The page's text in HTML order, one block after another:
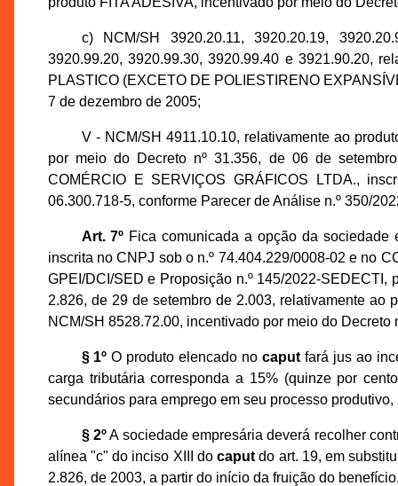
c) NCM/SH 3920.20.11, 3920.20.19,
3920.99.20, 3920.99.30, 3920.99.40 e 3921.90.20,
PLASTICO (EXCETO DE POLIESTIRENO
7 de dezembro de 2005;
V - NCM/SH 4911.10.10, relativamente ao
por meio do Decreto nº 31.356, de 06 de
COMÉRCIO E SERVIÇOS GRÁFICOS LTDA.,
06.300.718-5, conforme Parecer de Análise n.º 350/
Art. 7º Fica comunicada a opção da sociedade
inscrita no CNPJ sob o n.º 74.404.229/0008-02 e no
GPEI/DCI/SED e Proposição n.º 145/2022-
2.826, de 29 de setembro de 2.003, relativamente ao
NCM/SH 8528.72.00, incentivado por meio do Decreto
§ 1º O produto elencado no caputfará jus ao
carga tributária corresponda a 15% (quinze por
secundários para emprego em seu processo
§ 2ºA sociedade empresária deverá recolher
alínea "c" do inciso XIII docaput do art. 19, em
2.826, de 2003, a partir do início da fruição do